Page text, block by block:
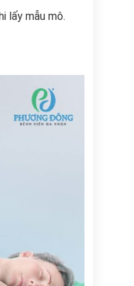
lấy mẫu mô.